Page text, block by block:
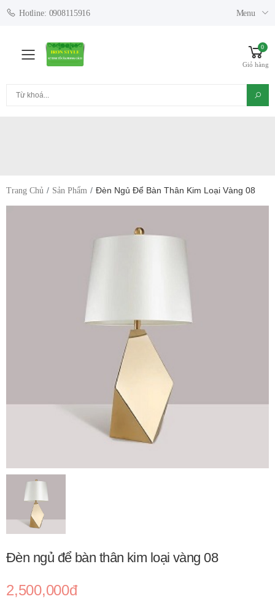
Hotline: 0908115916 Menu
Toggle mobile menu
0
Giỏ hàng
Trang Chủ Sản Phẩm Đèn Ngủ Để Bàn Thân Kim Loại Vàng 08
Đèn ngủ để bàn thân kim loại vàng 08
2,500,000đ